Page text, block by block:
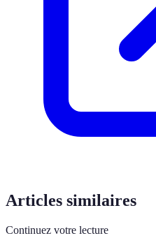
Articles similaires
Continuez votre lecture